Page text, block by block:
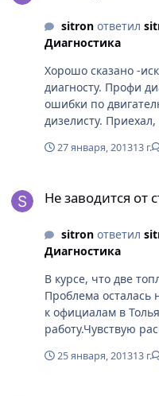
sitronответил
Диагностика
Хорошо сказано -искать. А как искать.
диагносту. Профи
ошибки по двигателю. Диагност сказал
дизелисту.
накала. Через форсунки боятся сломать форсунки при
Ульяновск купил
давление в рампе
27 января, 201313 г.
Не заводится от
sitronответил
Диагностика
В курсе, что две топливные
Проблема
к официалам в Тольятти.
работу.Чувствую раскрутят там по полной.Посмотрим
Болбасовский
25 января, 201313 г.